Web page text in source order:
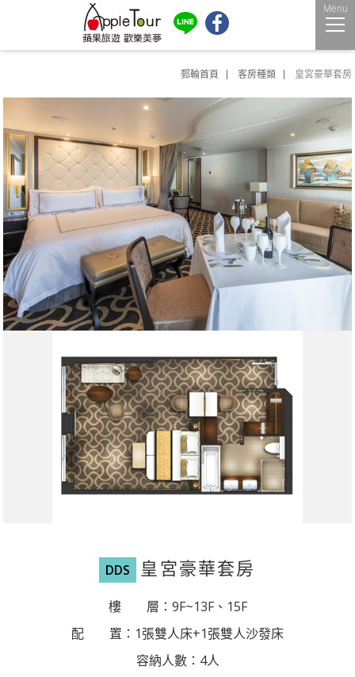
Menu
郵輪首頁 客房種類 皇宮豪華套房
DDS 皇宮豪華套房
樓 層：9F~13F、15F
配 置：1張雙人床+1張雙人沙發床
容納人數：4人